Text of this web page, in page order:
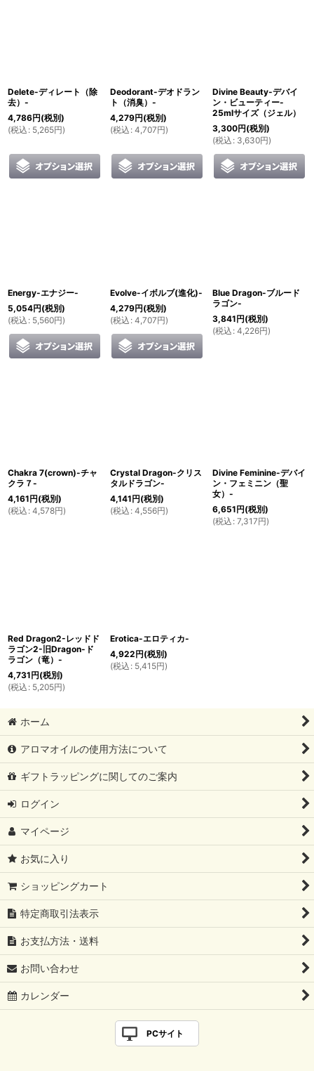
Delete-ディレート（除
去）-
4,786円(税別)
(税込 : 5,265円)
Deodorant-デオドラン
ト（消臭）-
4,279円(税別)
(税込 : 4,707円)
Divine Beauty-デバイ
ン・ビューティー-
25mlサイズ（ジェル）
3,300円(税別)
(税込 : 3,630円)
Energy-エナジー-
5,054円(税別)
(税込 : 5,560円)
Evolve-イボルブ(進化)-
4,279円(税別)
(税込 : 4,707円)
Blue Dragon-ブルード
ラゴン-
3,841円(税別)
(税込 : 4,226円)
Chakra 7(crown)-チャ
クラ７-
4,161円(税別)
(税込 : 4,578円)
Crystal Dragon-クリス
タルドラゴン-
4,141円(税別)
(税込 : 4,556円)
Divine Feminine-デバイ
ン・フェミニン（聖
女）-
6,651円(税別)
(税込 : 7,317円)
Red Dragon2-レッドド
ラゴン2-旧Dragon-ド
ラゴン（竜）-
4,731円(税別)
(税込 : 5,205円)
Erotica-エロティカ-
4,922円(税別)
(税込 : 5,415円)
ホーム
アロマオイルの使用方法について
ギフトラッピングに関してのご案内
ログイン
マイページ
お気に入り
ショッピングカート
特定商取引法表示
お支払方法・送料
お問い合わせ
カレンダー
PCサイト